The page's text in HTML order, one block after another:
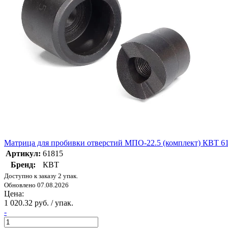
Матрица для пробивки отверстий МПО-22.5 (комплект) КВТ
Артикул: 61815
Бренд:
КВТ
Доступно к заказу 2 упак.
Обновлено 07.08.2026
Цена:
1 020.32 руб. / упак.
-